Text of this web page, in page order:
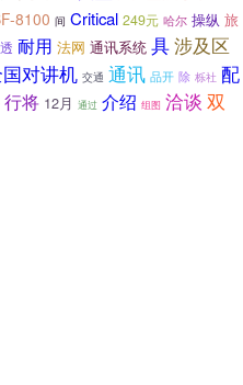
8100 间 Critical 249元 哈尔 操纵 旅
耐用 法网 通讯系统 具涉及区
对讲机 交通 通讯 品开 除 栎社 配
行将 12月 通过 介绍 组图 洽谈 双